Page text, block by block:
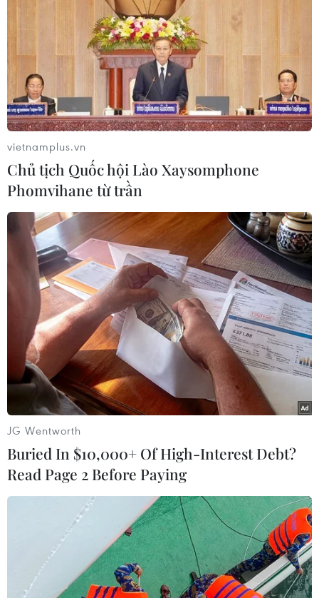
Chủ tịch nước Võ Văn Thưởng phát biểu tại hội nghị. (Ảnh:
Thống Nhất/TTXVN)
Bí thư Trung ương Đảng, Trưởng Ban Tuyên giáo Trung ương
Nguyễn Trọng Nghĩa phát biểu tại hội nghị. (Ảnh: TTXVN)
vietnamplus.vn
Chủ tịch Quốc hội Lào Xaysomphone
Phomvihane từ trần
JG Wentworth
Buried In $10,000+ Of High-Interest Debt?
Read Page 2 Before Paying